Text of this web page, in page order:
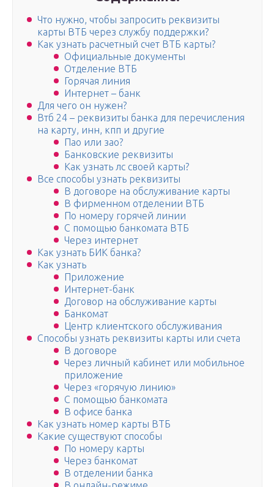
Что нужно, чтобы запросить реквизиты
карты ВТБ через службу поддержки?
Как узнать расчетный счет ВТБ карты?
Официальные документы
Отделение ВТБ
Горячая линия
Интернет – банк
Для чего он нужен?
Втб 24 – реквизиты банка для перечисления
на карту, инн, кпп и другие
Пао или зао?
Банковские реквизиты
Как узнать лс своей карты?
Все способы узнать реквизиты
В договоре на обслуживание карты
В фирменном отделении ВТБ
По номеру горячей линии
С помощью банкомата ВТБ
Через интернет
Как узнать БИК банка?
Как узнать
Приложение
Интернет-банк
Договор на обслуживание карты
Банкомат
Центр клиентского обслуживания
Способы узнать реквизиты карты или счета
В договоре
Через личный кабинет или мобильное
приложение
Через «горячую линию»
С помощью банкомата
В офисе банка
Как узнать номер карты ВТБ
Какие существуют способы
По номеру карты
Через банкомат
В отделении банка